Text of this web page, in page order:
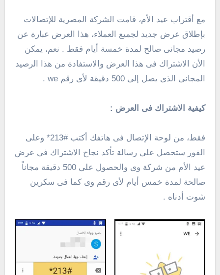
مع أقتراب عيد الأم، قامت الشركة المصرية للإتصالات
بإطلاق عرض جديد لجميع العملاء، هذا العرض عبارة عن
رصيد مجانى صالح لمدة خمسة أيام فقط . نعم، يمكن
الأن الاشتراك فى هذا العرض والاستفادة من هذا الرصيد
المجانى الذى يصل إلى 500 دقيقة لأى رقم we .
كيفية الاشتراك فى العرض :
فقط، من لوحة الإتصال فى هاتفك أكتب #213* وعلى
الفور ستحصل على رسالة تأكد نجاح الاشتراك فى عرض
عيد الأم من شركة وى والحصول على 500 دقيقة مجاناً
صالحة لمدة خمس أيام لأى رقم وى كما فى سكرين
شوت أدناه .